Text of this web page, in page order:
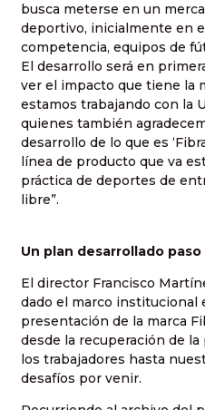
busca meterse en un
deportivo, inicialmente en
competencia, equipos de
El desarrollo será en
ver el impacto que tiene la
estamos trabajando con la
quienes también
desarrollo de lo que es
línea de producto que va
práctica de deportes de
libre”.
Un plan desarrollado paso
El director Francisco
dado el marco institucional
presentación de la marca
desde la recuperación de
los trabajadores hasta
desafíos por venir.